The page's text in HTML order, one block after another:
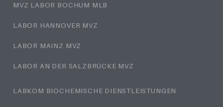
MVZ LABOR BOCHUM MLB
LABOR HANNOVER MVZ
LABOR MAINZ MVZ
LABOR AN DER SALZBRÜCKE MVZ
LABKOM BIOCHEMISCHE DIENSTLEISTUNGEN